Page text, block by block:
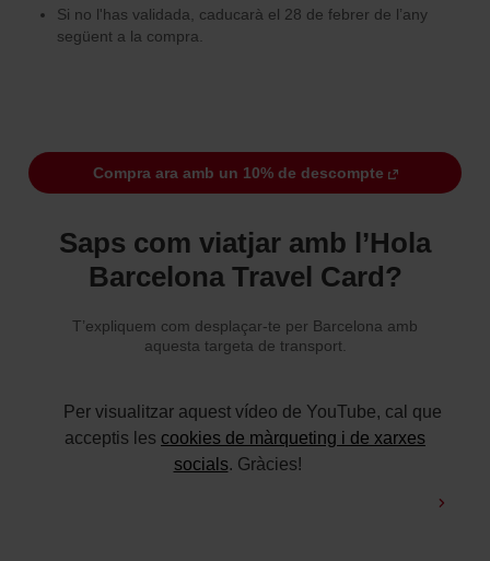
“Gestor de cookies”, que trobaràs al menú de la part
inferior del web.
Si no l'has validada, caducarà el 28 de febrer de l’any
següent a la compra.
Compra ara amb un 10% de descompte
Saps com viatjar amb l’Hola
Barcelona Travel Card?
T’expliquem com desplaçar-te per Barcelona amb
aquesta targeta de transport.
Per visualitzar aquest vídeo de YouTube, cal que
acceptis les cookies de màrqueting i de xarxes
socials. Gràcies!